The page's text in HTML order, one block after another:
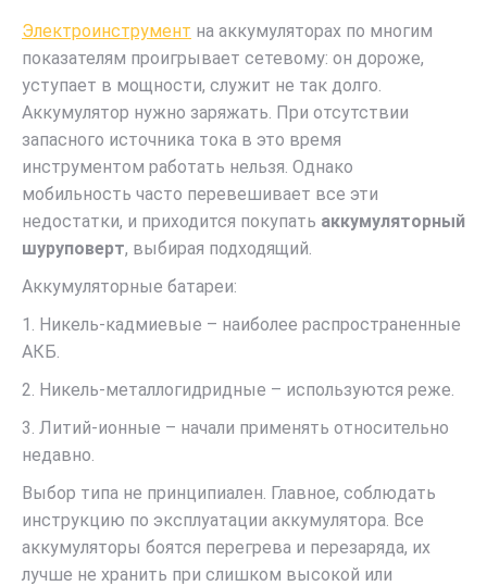
Электроинструмент на аккумуляторах по многим
показателям проигрывает сетевому: он дороже,
уступает в мощности, служит не так долго.
Аккумулятор нужно заряжать. При отсутствии
запасного источника тока в это время
инструментом работать нельзя. Однако
мобильность часто перевешивает все эти
недостатки, и приходится покупать аккумуляторный
шуруповерт, выбирая подходящий.
Аккумуляторные батареи:
1. Никель-кадмиевые – наиболее распространенные
АКБ.
2. Никель-металлогидридные – используются реже.
3. Литий-ионные – начали применять относительно
недавно.
Выбор типа не принципиален. Главное, соблюдать
инструкцию по эксплуатации аккумулятора. Все
аккумуляторы боятся перегрева и перезаряда, их
лучше не хранить при слишком высокой или